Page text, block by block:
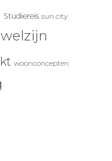
Studiereis sun city
welzijn
woonconcepten